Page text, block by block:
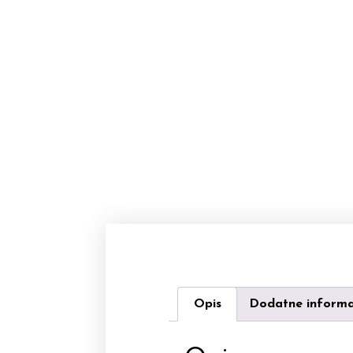
Opis Dodatne